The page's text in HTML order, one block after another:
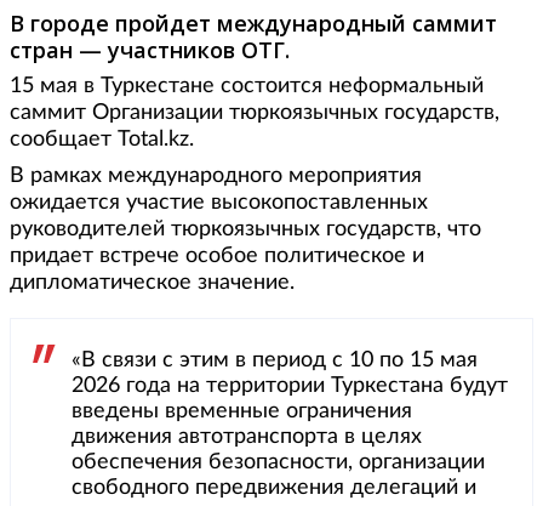
В городе пройдет международный саммит
стран — участников ОТГ.
15 мая в Туркестане состоится неформальный
саммит Организации тюркоязычных государств,
сообщает Total.kz.
В рамках международного мероприятия
ожидается участие высокопоставленных
руководителей тюркоязычных государств, что
придает встрече особое политическое и
дипломатическое значение.
«В связи с этим в период с 10 по 15 мая
2026 года на территории Туркестана будут
введены временные ограничения
движения автотранспорта в целях
обеспечения безопасности, организации
свободного передвижения делегаций и